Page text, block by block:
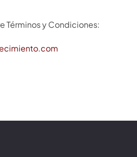
Términos y Condiciones: